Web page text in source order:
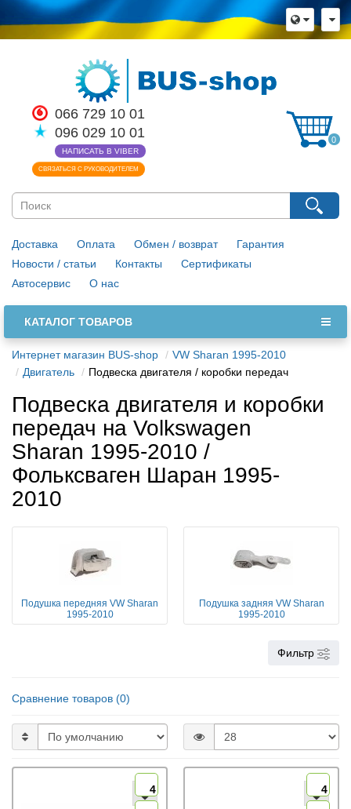
066 729 10 01
096 029 10 01
НАПИСАТЬ В VIBER
СВЯЗАТЬСЯ С РУКОВОДИТЕЛЕМ
0
Доставка Оплата Обмен / возврат
Гарантия
Новости / статьи
Контакты
Сертификаты
Автосервис
О нас
КАТАЛОГ ТОВАРОВ
Интернет магазин BUS-shop
VW Sharan 1995-2010
Двигатель
Подвеска двигателя / коробки передач
×
Язык магазина
Выберите пожалуйста язык магазина
Русский
Українська
Закрыть
Подвеска двигателя и коробки
передач на Volkswagen
Sharan 1995-2010 /
Фольксваген Шаран 1995-
2010
Подушка передняя VW Sharan
1995-2010
Подушка задняя VW Sharan
1995-2010
Фильтр
Сравнение товаров (0)
4 4